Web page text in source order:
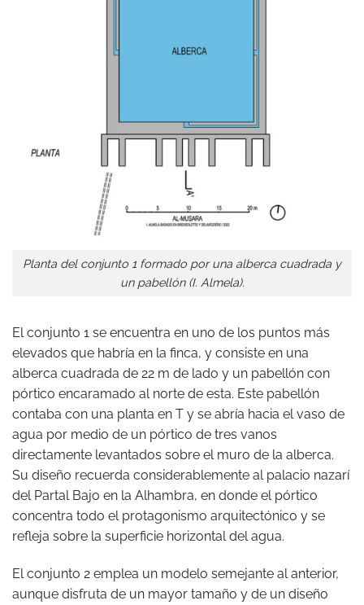
Planta del conjunto 1 formado por una alberca cuadrada y
un pabellón (I. Almela).
El conjunto 1 se encuentra en uno de los puntos más
elevados que habría en la finca, y consiste en una
alberca cuadrada de 22 m de lado y un pabellón con
pórtico encaramado al norte de esta. Este pabellón
contaba con una planta en T y se abría hacia el vaso de
agua por medio de un pórtico de tres vanos
directamente levantados sobre el muro de la alberca.
Su diseño recuerda considerablemente al palacio nazarí
del Partal Bajo en la Alhambra, en donde el pórtico
concentra todo el protagonismo arquitectónico y se
refleja sobre la superficie horizontal del agua.
El conjunto 2 emplea un modelo semejante al anterior,
aunque disfruta de un mayor tamaño y de un diseño